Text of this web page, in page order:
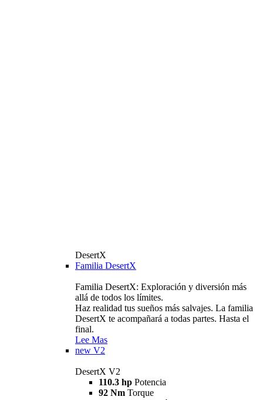
DesertX
Familia DesertX
Familia DesertX: Exploración y diversión más
allá de todos los límites.
Haz realidad tus sueños más salvajes. La familia
DesertX te acompañará a todas partes. Hasta el
final.
Lee Mas
new V2
DesertX V2
110.3 hp Potencia
92 Nm Torque